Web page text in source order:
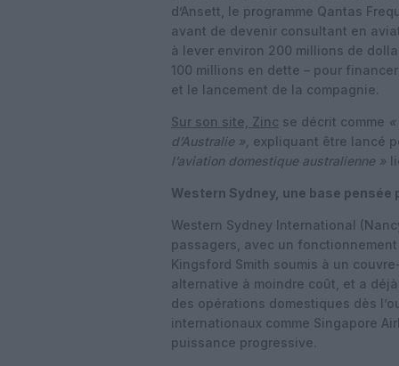
d’Ansett, le programme Qantas
avant de devenir consultant en
à lever environ 200 millions de
100 millions en dette – pour
et le lancement de la compagnie.
Sur son site, Zinc se décrit comme
d’Australie », expliquant être lancé
l’aviation domestique australienne »
Western Sydney, une base pensée
Western Sydney International
passagers, avec un
Kingsford Smith soumis à un
alternative à moindre coût, et a
des opérations domestiques dès
internationaux comme Singapore
puissance progressive.